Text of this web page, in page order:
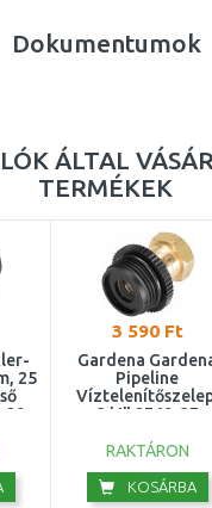
Dokumentumok
ÁLTAL
TERMÉKEK
25
20
3 590 Ft
Gardena
Pipeline
3/4" 2760-37
RAKTÁRON
KOSÁRBA